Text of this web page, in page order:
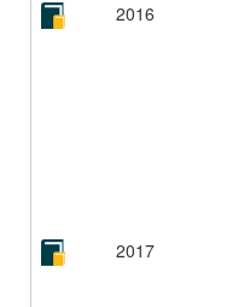
2016
2017